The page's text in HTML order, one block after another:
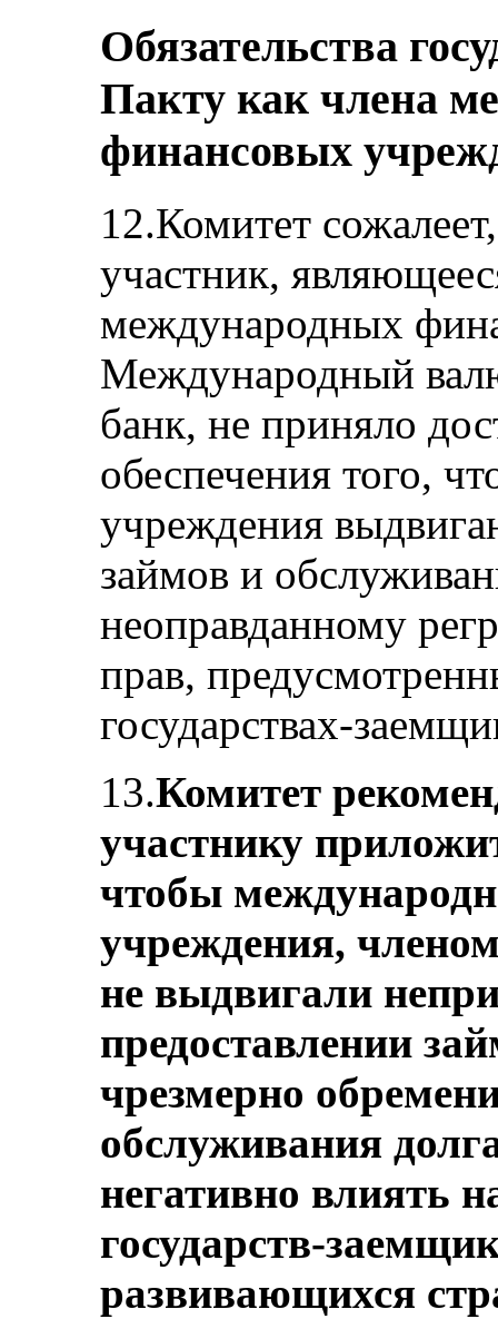
Обязательства
Пакту как члена
финансовых
12.Комитет
участник,
международных
Международный
банк, не приняло
обеспечения того,
учреждения
займов и
неоправданному
прав,
государствах-
13.Комитет
участнику
чтобы
учреждения,
не выдвигали
предоставлении
чрезмерно
обслуживания
негативно влиять
государств-
развивающихся